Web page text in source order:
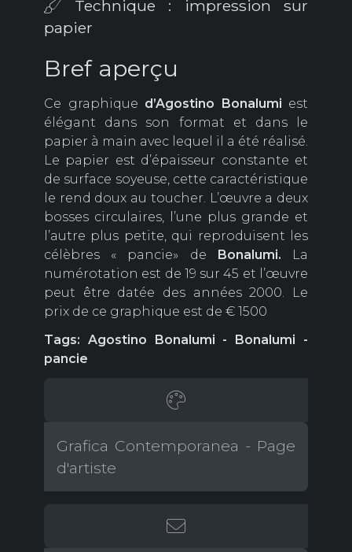
Technique : impression sur
papier
Bref aperçu
Ce graphique d’Agostino Bonalumi est
élégant dans son format et dans le
papier à main avec lequel il a été réalisé.
Le papier est d’épaisseur constante et
de surface soyeuse, cette caractéristique
le rend doux au toucher. L’œuvre a deux
bosses circulaires, l’une plus grande et
l’autre plus petite, qui reproduisent les
célèbres « pancie» de Bonalumi. La
numérotation est de 19 sur 45 et l’œuvre
peut être datée des années 2000. Le
prix de ce graphique est de € 1500
Tags: Agostino Bonalumi - Bonalumi -
pancie
Grafica Contemporanea - Page
d'artiste